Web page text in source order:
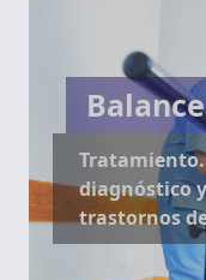
Balance
diagnóstico
trastornos